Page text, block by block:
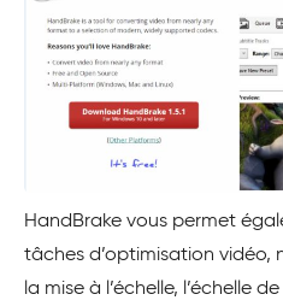
HandBrake vous permet
tâches d’optimisation vidéo,
la mise à l’échelle, l’échelle